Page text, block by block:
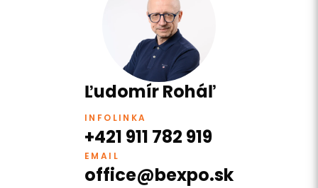
Ľudomír Roháľ
INFOLINKA
+421 911 782 919
EMAIL
office@bexpo.sk